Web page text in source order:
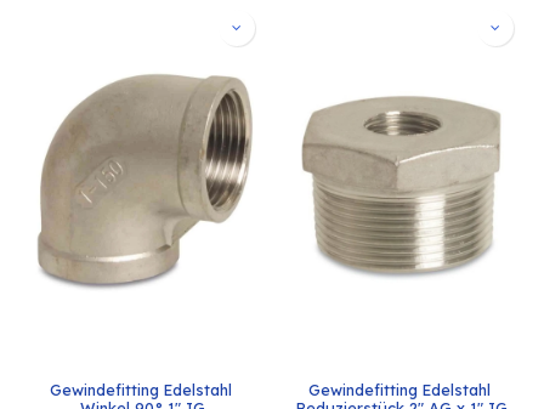
Gewindefitting Edelstahl
Gewindefitting Edelstahl